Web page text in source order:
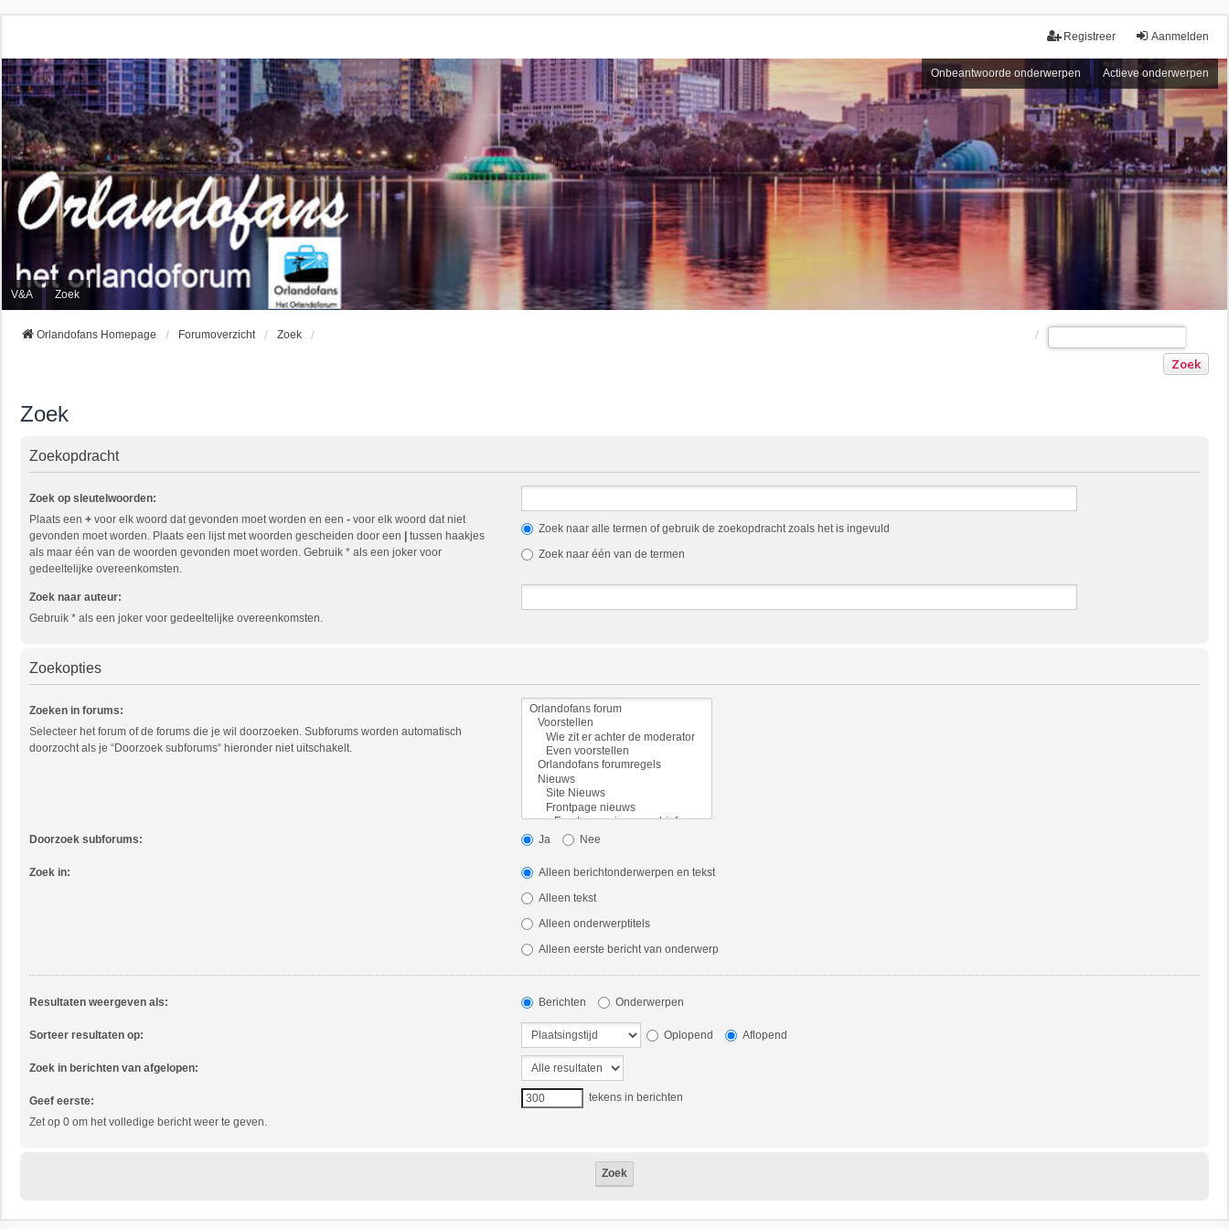
Aanmelden
Registreer
Onbeantwoorde onderwerpen Actieve onderwerpen
V&A Zoek
Orlandofans Homepage Forumoverzicht Zoek
Zoek
Zoek
Zoekopdracht
Zoek op sleutelwoorden:
Plaats een + voor elk woord dat gevonden moet worden en een - voor elk woord dat niet
gevonden moet worden. Plaats een lijst met woorden gescheiden door een | tussen haakjes
als maar één van de woorden gevonden moet worden. Gebruik * als een joker voor
gedeeltelijke overeenkomsten.
Zoek naar alle termen of gebruik de zoekopdracht zoals het is ingevuld
Zoek naar één van de termen
Zoek naar auteur:
Gebruik * als een joker voor gedeeltelijke overeenkomsten.
Zoekopties
Zoeken in forums:
Selecteer het forum of de forums die je wil doorzoeken. Subforums worden automatisch
doorzocht als je “Doorzoek subforums“ hieronder niet uitschakelt.
Doorzoek subforums: Ja Nee
Zoek in:
Alleen berichtonderwerpen en tekst
Alleen tekst
Alleen onderwerptitels
Alleen eerste bericht van onderwerp
Resultaten weergeven als: Berichten Onderwerpen
Sorteer resultaten op: Oplopend Aflopend
Zoek in berichten van afgelopen:
Geef eerste:
Zet op 0 om het volledige bericht weer te geven.
tekens in berichten